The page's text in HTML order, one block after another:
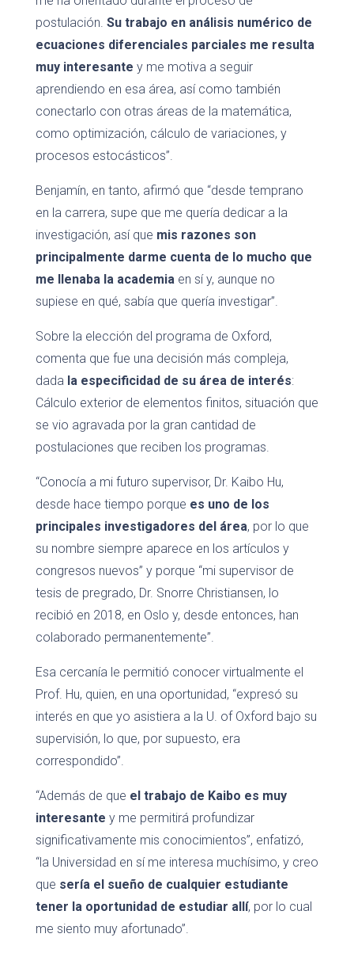
postulación. Su trabajo en análisis numérico de
ecuaciones diferenciales parciales me resulta
muy interesante y me motiva a seguir
aprendiendo en esa área, así como también
conectarlo con otras áreas de la matemática,
como optimización, cálculo de variaciones, y
procesos estocásticos”.
Benjamín, en tanto, afirmó que “desde temprano
en la carrera, supe que me quería dedicar a la
investigación, así que mis razones son
principalmente darme cuenta de lo mucho que
me llenaba la academiaen sí y, aunque no
supiese en qué, sabía que quería investigar”.
Sobre la elección del programa de Oxford,
comenta que fue una decisión más compleja,
dada la especificidad de su área de interés:
Cálculo exterior de elementos finitos, situación que
se vio agravada por la gran cantidad de
postulaciones que reciben los programas.
“Conocía a mi futuro supervisor, Dr. Kaibo Hu,
desde hace tiempo porque es uno de los
principales investigadores del área, por lo que
su nombre siempre aparece en los artículos y
congresos nuevos” y porque “mi supervisor de
tesis de pregrado, Dr. Snorre Christiansen, lo
recibió en 2018, en Oslo y, desde entonces, han
colaborado permanentemente”.
Esa cercanía le permitió conocer virtualmente el
Prof. Hu, quien, en una oportunidad, “expresó su
interés en que yo asistiera a la U. of Oxford bajo su
supervisión, lo que, por supuesto, era
correspondido”.
“Además de que el trabajo de Kaibo es muy
interesante y me permitirá profundizar
significativamente mis conocimientos”, enfatizó,
“la Universidad en sí me interesa muchísimo, y creo
que sería el sueño de cualquier estudiante
tener la oportunidad de estudiar allí, por lo cual
me siento muy afortunado”.